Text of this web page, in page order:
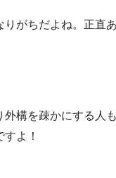
りがちだよね。正直
構を疎かにする人
よ！